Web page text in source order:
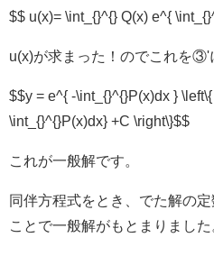
$$ u(x)= \int_{}^{} Q(x) e^{
u(x)が求まった！のでこれを③'
$$y = e^{ -\int_{}^{}P(x)dx }
\int_{}^{}P(x)dx} +C \right\}$$
これが一般解です。
同伴方程式をとき、でた解の
ことで一般解がもとまりました